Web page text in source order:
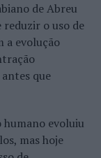
de Abreu
o uso de
a evolução
que
humano evoluiu
mas hoje